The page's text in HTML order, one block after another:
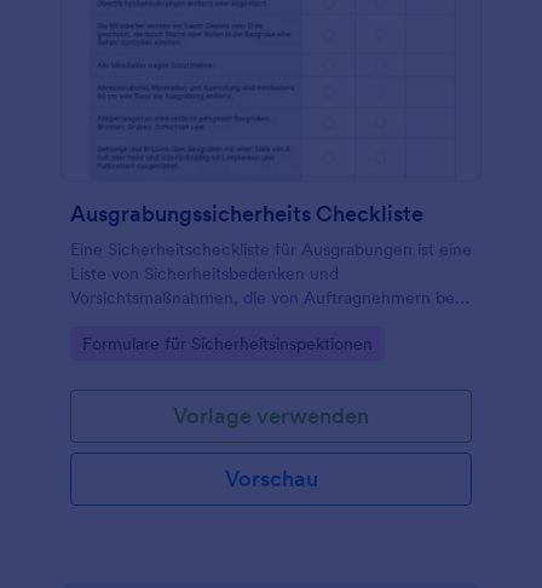
Ausgrabungssicherheits Checkliste
Eine Sicherheitscheckliste für Ausgrabungen ist eine
Liste von Sicherheitsbedenken und
Vorsichtsmaßnahmen, die von Auftragnehmern bei
Go to Category:
Formulare für Sicherheitsinspektionen
Vorlage verwenden
Vorschau